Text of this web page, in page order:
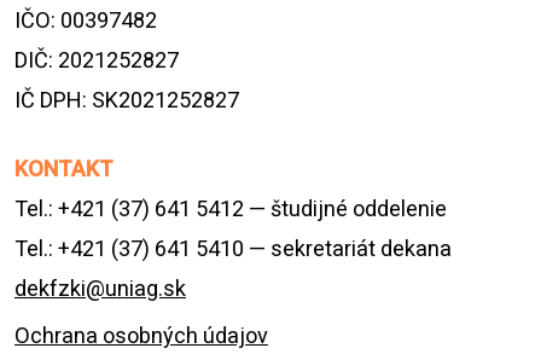
IČO: 00397482
DIČ: 2021252827
IČ DPH: SK2021252827
KONTAKT
Tel.: +421 (37) 641 5412 — študijné oddelenie
Tel.: +421 (37) 641 5410 — sekretariát dekana
dekfzki@uniag.sk
Ochrana osobných údajov